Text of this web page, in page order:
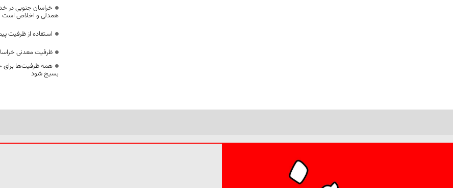
خراسان جنوبی در
همدلی و اخلاص است
استفاده از ظرفیت
ظرفیت معدنی
همه ظرفیت‌ها برای
بسیج شود